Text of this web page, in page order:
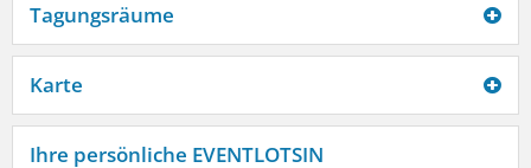
Tagungsräume
Karte
Ihre persönliche EVENTLOTSIN